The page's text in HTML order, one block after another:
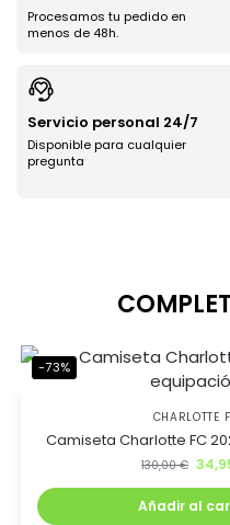
Procesamos tu pedido en
menos de 48h.
Servicio personal 24/7
Disponible para cualquier
pregunta
-73%
CHARLOTTE
Camiseta Charlotte FC
130,00€
Añadir al